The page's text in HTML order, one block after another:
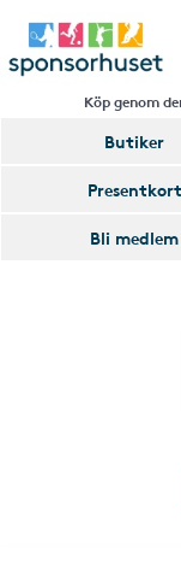
Köp genom
Butiker
Presentkort
Bli medlem